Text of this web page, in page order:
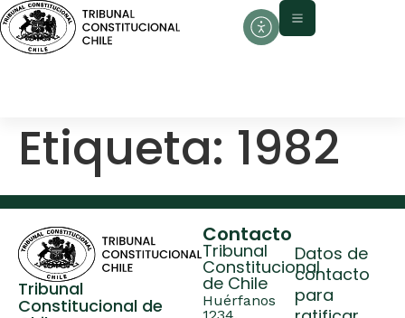
contenido
Etiqueta: 1982
Tribunal
Constitucional de
Contacto
Tribunal
Constitucional
de Chile
Huérfanos
Datos de
contacto
para